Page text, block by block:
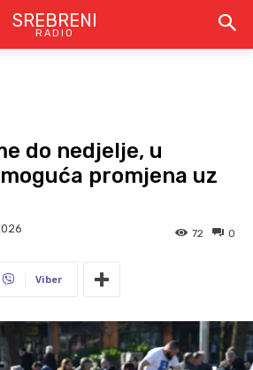
SREBRENI
RADIO
do nedjelje, u
promjena uz
0
72
Viber